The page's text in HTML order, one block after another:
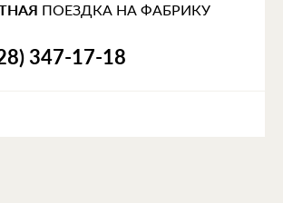
ПОЕЗДКА НА ФАБРИКУ
347-17-18